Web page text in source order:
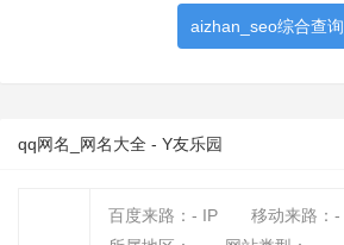
aizhan_seo综合查询
qq网名_网名大全 - Y友乐园
百度来路： - IP 移动来路： -